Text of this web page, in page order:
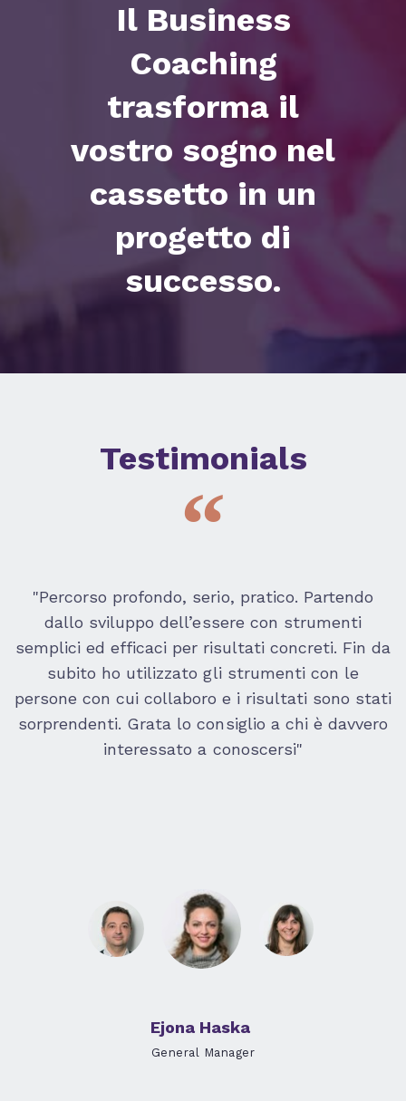
Il Business
Coaching
trasforma il
vostro sogno nel
cassetto in un
progetto di
successo.
Testimonials
“
"Percorso profondo, serio, pratico. Partendo
dallo sviluppo dell’essere con strumenti
semplici ed efficaci per risultati concreti. Fin da
subito ho utilizzato gli strumenti con le
persone con cui collaboro e i risultati sono stati
sorprendenti. Grata lo consiglio a chi è davvero
interessato a conoscersi"
Ejona Haska
General Manager